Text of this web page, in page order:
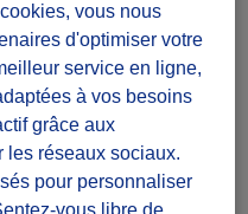
10 souhaités
vous nous
d'optimiser votre
service en ligne,
à vos besoins
grâce aux
les réseaux sociaux.
pour personnaliser
vous libre de